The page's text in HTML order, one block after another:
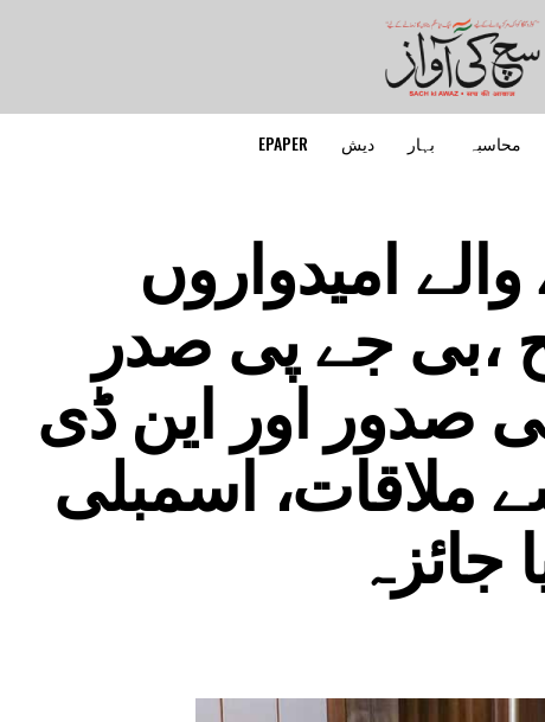
محاسبہ بہار دیش EPAPER
امیدواروں
،بی جے پی صدر
صدور اور این ڈی
ملاقات، اسمبلی
جائزہ